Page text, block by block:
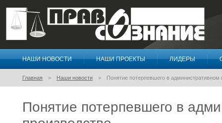
Правосознание
НАШИ НОВОСТИ НАШИ ПРОЕКТЫ ЛИДЕРЫ
Главная Наши новости Понятие потерпевшего в административном
Понятие потерпевшего в